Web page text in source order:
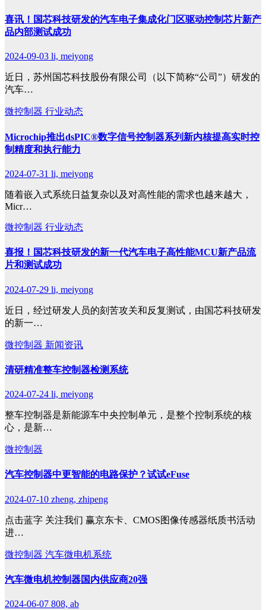
喜讯！国芯科技研发的汽车电子集成化门区驱动控制芯片新产
品内部测试成功
2024-09-03 li, meiyong
近日，苏州国芯科技股份有限公司（以下简称“公司”）研发的
汽车…
微控制器 行业动态
Microchip推出dsPIC®数字信号控制器系列新内核提高实时控
制精度和执行能力
2024-07-31 li, meiyong
随着嵌入式系统日益复杂以及对高性能的需求也越来越大，
Micr…
微控制器 行业动态
喜报！国芯科技研发的新一代汽车电子高性能MCU新产品流
片和测试成功
2024-07-29 li, meiyong
近日，经过研发人员的刻苦攻关和反复测试，由国芯科技研发
的新一…
微控制器 新闻资讯
清研精准整车控制器检测系统
2024-07-24 li, meiyong
整车控制器是新能源车中央控制单元，是整个控制系统的核
心，是新…
微控制器
​汽车控制器中更智能的电路保护？试试eFuse
2024-07-10 zheng, zhipeng
点击蓝字 关注我们 赢京东卡、CMOS图像传感器纸质书活动
进…
微控制器 汽车微电机系统
汽车微电机控制器国内供应商20强
2024-06-07 808, ab